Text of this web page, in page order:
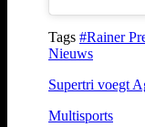
Tags #Rainer
Nieuws
Supertri voegt
Multisports